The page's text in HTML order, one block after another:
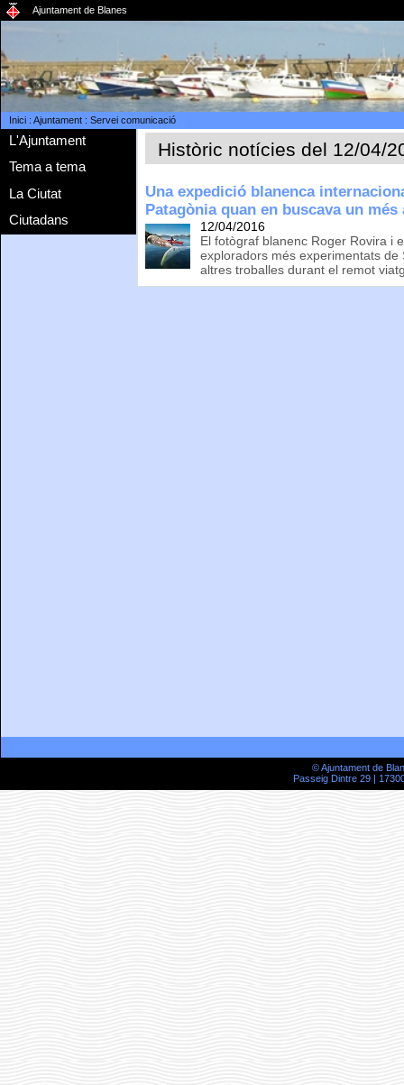
Ajuntament de Blanes
Inici: Ajuntament: Servei comunicació
L'Ajuntament
Tema a tema
La Ciutat
Ciutadans
Històric notícies del 12/04/
Una expedició blanenca
Patagònia quan en buscava un més
12/04/2016
El fotògraf blanenc Roger Rovira i
exploradors més experimentats
altres troballes durant el remot
© Ajuntament de
Passeig Dintre 29 |